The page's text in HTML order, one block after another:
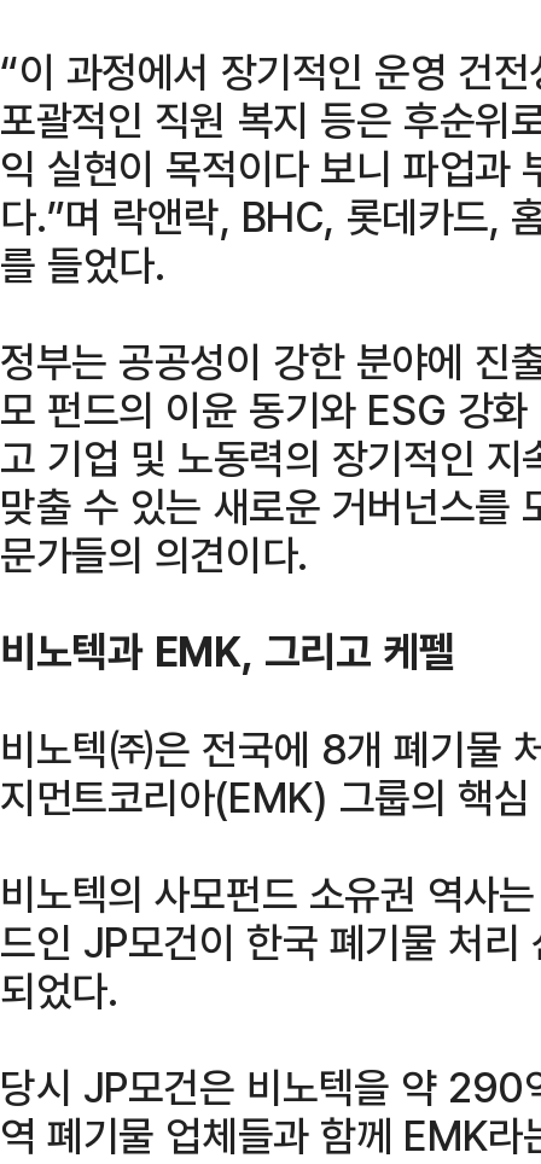
“이 과정에서 장기적인 운영 건
포괄적인 직원 복지 등은 후순위
익 실현이 목적이다 보니 파업과
다.”며 락앤락, BHC, 롯데카드,
를 들었다.
정부는 공공성이 강한 분야에 진
모 펀드의 이윤 동기와 ESG 강
고 기업 및 노동력의 장기적인
맞출 수 있는 새로운 거버넌스를
문가들의 의견이다.
비노텍과 EMK, 그리고 케펠
비노텍㈜은 전국에 8개 폐기물
지먼트코리아(EMK) 그룹의 핵
비노텍의 사모펀드 소유권 역사
드인 JP모건이 한국 폐기물 처리
되었다.
당시 JP모건은 비노텍을 약 290
역 폐기물 업체들과 함께 EMK라